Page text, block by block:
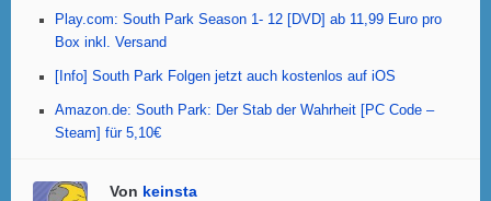
Play.com: South Park Season 1- 12 [DVD] ab 11,99 Euro pro
Box inkl. Versand
[Info] South Park Folgen jetzt auch kostenlos auf iOS
Amazon.de: South Park: Der Stab der Wahrheit [PC Code –
Steam] für 5,10€
Von keinsta